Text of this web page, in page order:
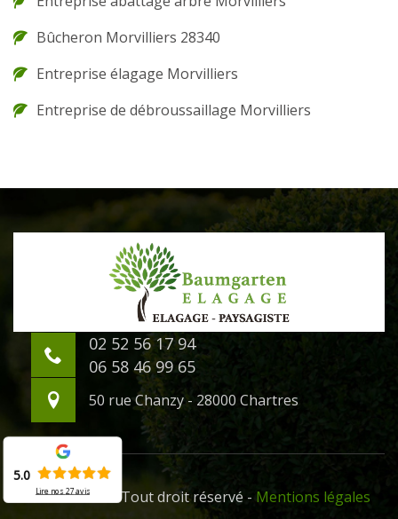
Bûcheron Morvilliers 28340
Entreprise élagage Morvilliers
Entreprise de débroussaillage Morvilliers
02 52 56 17 94
06 58 46 99 65
50 rue Chanzy - 28000 Chartres
©2020 - 2026 Tout droit réservé - Mentions légales
5.0
Lire nos 27avis